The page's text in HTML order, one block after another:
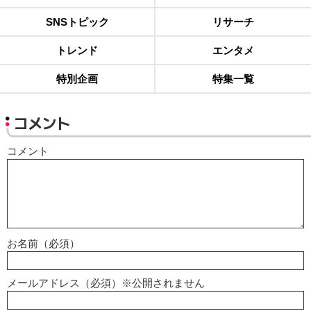
SNSトピック リサーチ
トレンド エンタメ
特別企画 特集一覧
コメント
コメント
お名前（必須）
メールアドレス（必須）※公開されません